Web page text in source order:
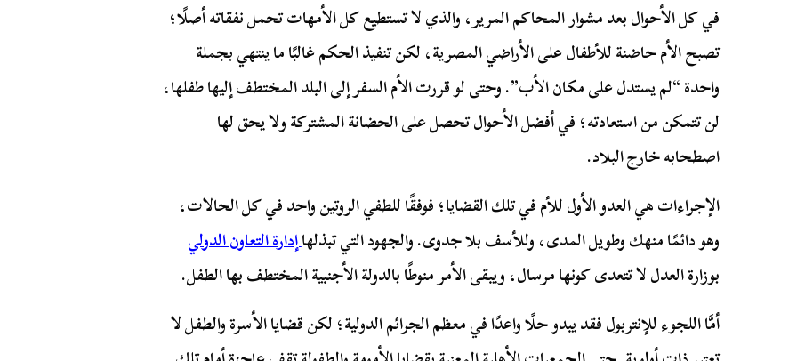
في كل الأحوال بعد مشوار المحاكم المرير، والذي لا تستطيع كل الأمهات تحمل نفقاته أصلًا؛
تصبح الأم حاضنة للأطفال على الأراضي المصرية، لكن تنفيذ الحكم غالبًا ما ينتهي بجملة
واحدة “لم يستدل على مكان الأب”. وحتى لو قررت الأم السفر إلى البلد المختطف إليها طفلها،
لن تتمكن من استعادته؛ في أفضل الأحوال تحصل على الحضانة المشتركة ولا يحق لها
اصطحابه خارج البلاد.
الإجراءات هي العدو الأول للأم في تلك القضايا؛ فوفقًا للطفي الروتين واحد في كل الحالات،
وهو دائمًا منهك وطويل المدى، وللأسف بلا جدوى. والجهود التي تبذلهاإدارة التعاون الدولي
بوزارة العدل لا تتعدى كونها مرسال، ويبقى الأمر منوطًا بالدولة الأجنبية المختطف بها الطفل.
أمَّا اللجوء للإنتربول فقد يبدو حلًا واعدًا في معظم الجرائم الدولية؛ لكن قضايا الأسرة والطفل لا